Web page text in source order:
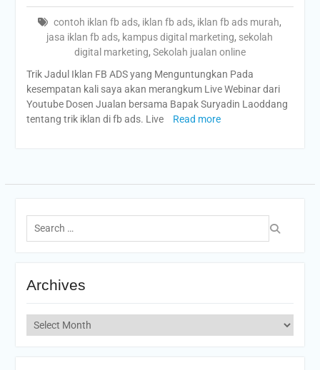
contoh iklan fb ads, iklan fb ads, iklan fb ads murah,
jasa iklan fb ads, kampus digital marketing, sekolah
digital marketing, Sekolah jualan online
Trik Jadul Iklan FB ADS yang Menguntungkan Pada
kesempatan kali saya akan merangkum Live Webinar dari
Youtube Dosen Jualan bersama Bapak Suryadin Laoddang
tentang trik iklan di fb ads. Live
Read more
Search
for:
Archives
Archives